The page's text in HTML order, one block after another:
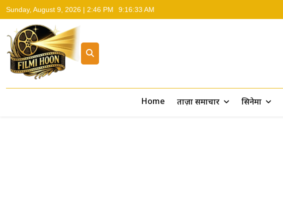
Sunday, August 9, 2026 | 2:46 PM 9:16:34 AM
Filmi Hoon Home ताज़ा समाचार सिनेमा